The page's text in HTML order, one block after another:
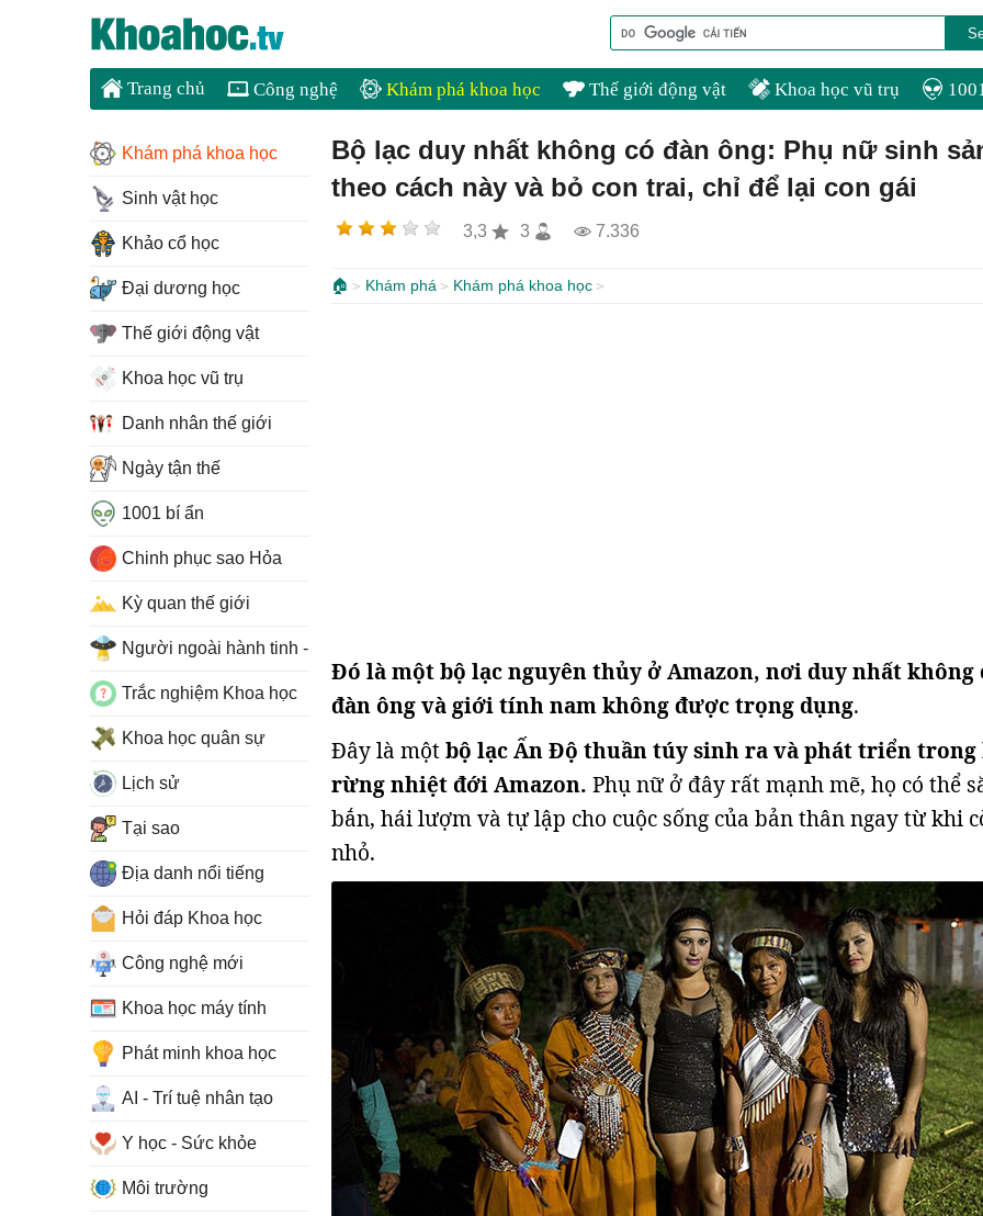
Trang chủ Công nghệ Khám phá khoa học Thế giới động vật Khoa học vũ trụ
Bộ lạc duy nhất không có đàn ông: Phụ nữ sinh
theo cách này và bỏ con trai, chỉ để lại con gái
3,3 3 7.336
🏠 Khám phá Khám phá khoa học
Đó là một bộ lạc nguyên thủy ở Amazon, nơi duy nhất không
đàn ông và giới tính nam không được trọng dụng.
Đây là mộtbộ lạc Ấn Độ thuần túy sinh ra và phát triển trong
rừng nhiệt đới Amazon. Phụ nữ ở đây rất mạnh mẽ, họ có thể
bắn, hái lượm và tự lập cho cuộc sống của bản thân ngay từ khi
nhỏ.
Khám phá khoa học
Sinh vật học
Khảo cổ học
Đại dương học
Thế giới động vật
Khoa học vũ trụ
Danh nhân thế giới
Ngày tận thế
1001 bí ẩn
Chinh phục sao Hỏa
Kỳ quan thế giới
Người ngoài hành tinh - UFO
Trắc nghiệm Khoa học
Khoa học quân sự
Lịch sử
Tại sao
Địa danh nổi tiếng
Hỏi đáp Khoa học
Công nghệ mới
Khoa học máy tính
Phát minh khoa học
AI - Trí tuệ nhân tạo
Y học - Sức khỏe
Môi trường